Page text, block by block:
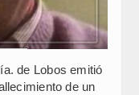
de Lobos emitió
de un